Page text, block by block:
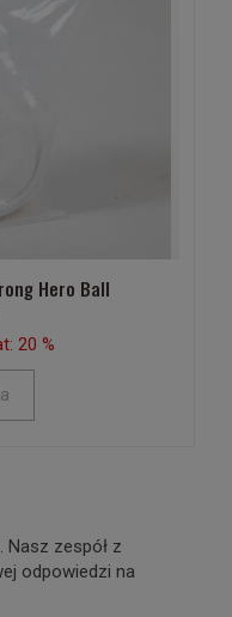
Hero Ball
20 %
Nasz zespół z
odpowiedzi na